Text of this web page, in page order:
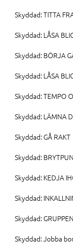
Skyddad: TITTA
Skyddad: LÅSA
Skyddad: BÖRJA
Skyddad: LÅSA
Skyddad: TEMPO
Skyddad: LÄMNA
Skyddad: GÅ RAKT
Skyddad:
Skyddad: KEDJA
Skyddad:
Skyddad: GRUPPEN
Skyddad: Jobba